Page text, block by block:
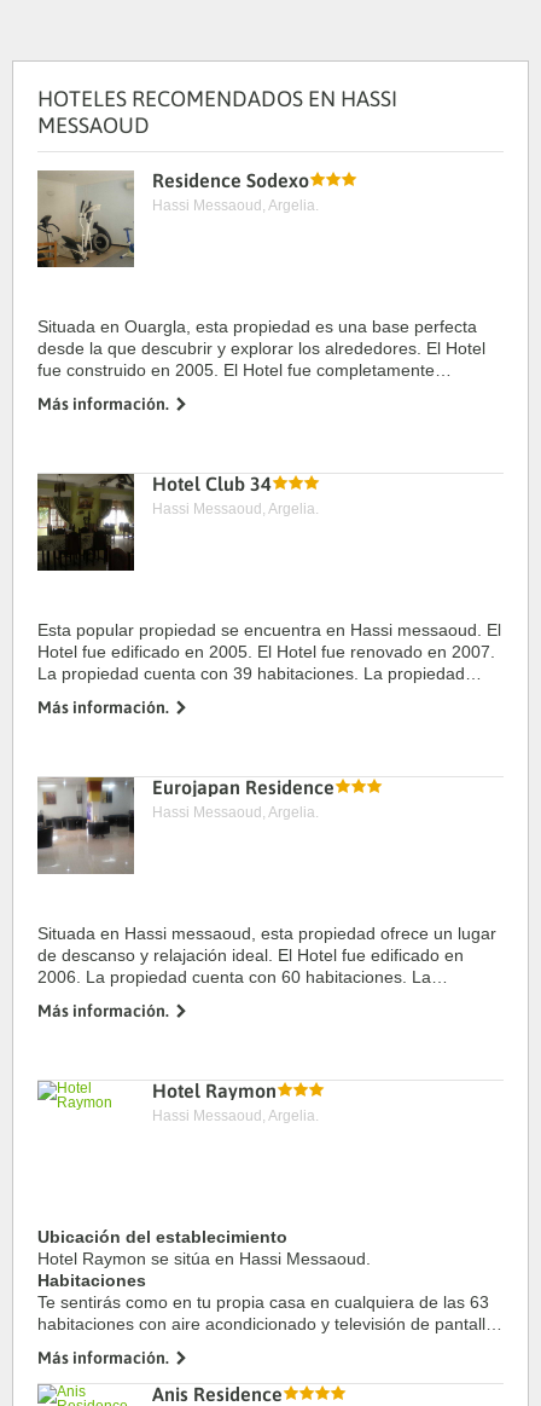
HOTELES RECOMENDADOS EN HASSI
MESSAOUD
Residence Sodexo
Hassi Messaoud, Argelia.
Situada en Ouargla, esta propiedad es una base perfecta
desde la que descubrir y explorar los alrededores. El Hotel
fue construido en 2005. El Hotel fue completamente
habitaciones. La propiedad cuenta ...
Más información.
Hotel Club 34
Hassi Messaoud, Argelia.
Esta popular propiedad se encuentra en Hassi messaoud. El
Hotel fue edificado en 2005. El Hotel fue renovado en 2007.
La propiedad cuenta con 39 habitaciones. La propiedad
ciudad. El ...
Más información.
Eurojapan Residence
Hassi Messaoud, Argelia.
Situada en Hassi messaoud, esta propiedad ofrece un lugar
de descanso y relajación ideal. El Hotel fue edificado en
2006. La propiedad cuenta con 60 habitaciones. La
habitaciones dobles, 10 ...
Más información.
Hotel Raymon
Hassi Messaoud, Argelia.
Ubicación del establecimiento
Hotel Raymon se sitúa en Hassi Messaoud.
Habitaciones
Te sentirás como en tu propia casa en cualquiera de las 63
habitaciones con aire acondicionado y televisión de pantalla
Más información.
Anis Residence